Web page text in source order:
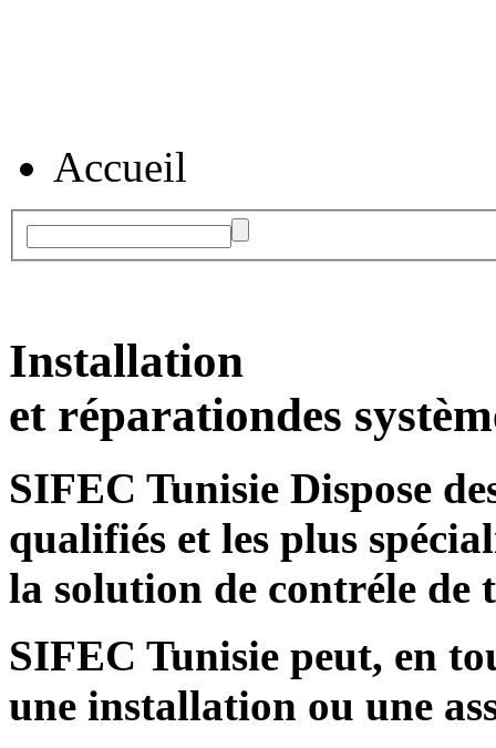
Accueil
Installation
et réparationdes
SIFEC Tunisie Dispose
qualifiés et les plus
la solution de contréle de
SIFEC Tunisie peut, en
une installation ou une